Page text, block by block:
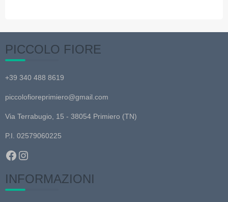
scelte
nella
pagina
del
PICCOLO FIORE
+39 340 488 8619
piccolofioreprimiero@gmail.com
Via Terrabugio, 15 - 38054 Primiero (TN)
P.I. 02579060225
Facebook
Instagram
INFORMAZIONI